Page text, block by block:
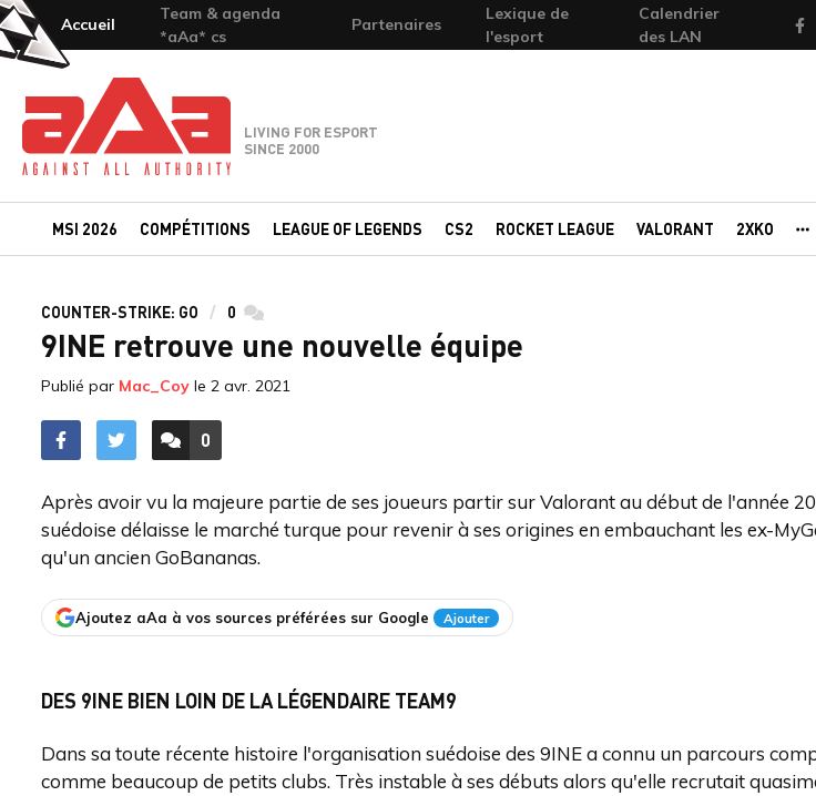
Accueil
Team & agenda
*aAa* cs
Partenaires
Lexique de
l'esport
Calendrier
des LAN
Team-aAa - against All authority
LIVING FOR ESPORT
SINCE 2000
MSI 2026 COMPÉTITIONS LEAGUE OF LEGENDS CS2 ROCKET LEAGUE VALORANT 2XKO
COUNTER-STRIKE: GO 0 commentaires
9INE retrouve une nouvelle équipe
Publié par Mac_Coy le 2 avr. 2021
ACCÉDER AUX
0
COMMENTAIRES
Après avoir vu la majeure partie de ses joueurs partir sur Valorant au début de l'année
suédoise délaisse le marché turque pour revenir à ses origines en embauchant les ex-
qu'un ancien GoBananas.
Ajoutez aAa à vos sources préférées sur Google Ajouter
DES 9INE BIEN LOIN DE LA LÉGENDAIRE TEAM9
Dans sa toute récente histoire l'organisation suédoise des 9INE a connu un parcours
comme beaucoup de petits clubs. Très instable à ses débuts alors qu'elle recrutait